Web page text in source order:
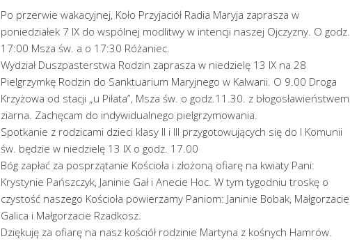
Po przerwie wakacyjnej, Koło Przyjaciół Radia Maryja zaprasza w
poniedziałek 7 IX do wspólnej modlitwy w intencji naszej Ojczyzny. O godz.
17:00 Msza św. a o 17:30 Różaniec.
Wydział Duszpasterstwa Rodzin zaprasza w niedzielę 13 IX na 28
Pielgrzymkę Rodzin do Sanktuarium Maryjnego w Kalwarii. O 9.00 Droga
Krzyżowa od stacji „u Piłata”, Msza św. o godz.11.30. z błogosławieństwem
ziarna. Zachęcam do indywidualnego pielgrzymowania.
Spotkanie z rodzicami dzieci klasy II i III przygotowujących się do I Komunii
św. będzie w niedzielę 13 IX o godz. 17.00
Bóg zapłać za posprzątanie Kościoła i złożoną ofiarę na kwiaty Pani:
Krystynie Pańszczyk, Janinie Gał i Anecie Hoc. W tym tygodniu troskę o
czystość naszego Kościoła powierzamy Paniom: Janinie Bobak, Małgorzacie
Galica i Małgorzacie Rzadkosz.
Dziękuję za ofiarę na nasz kościół rodzinie Martyna z kośnych Hamrów.